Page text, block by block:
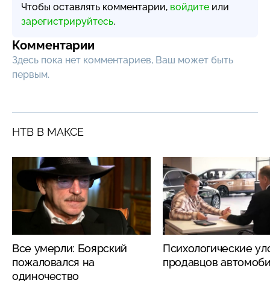
Чтобы оставлять комментарии, войдите или
зарегистрируйтесь.
Комментарии
Здесь пока нет комментариев, Ваш может быть
первым.
НТВ В МАКСЕ
Все умерли: Боярский
пожаловался на
одиночество
Психологические
продавцов